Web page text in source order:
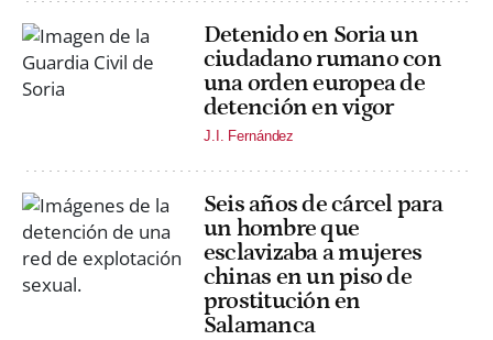
Detenido en Soria un
ciudadano rumano con
una orden europea de
detención en vigor
J.I. Fernández
Seis años de cárcel para
un hombre que
esclavizaba a mujeres
chinas en un piso de
prostitución en
Salamanca